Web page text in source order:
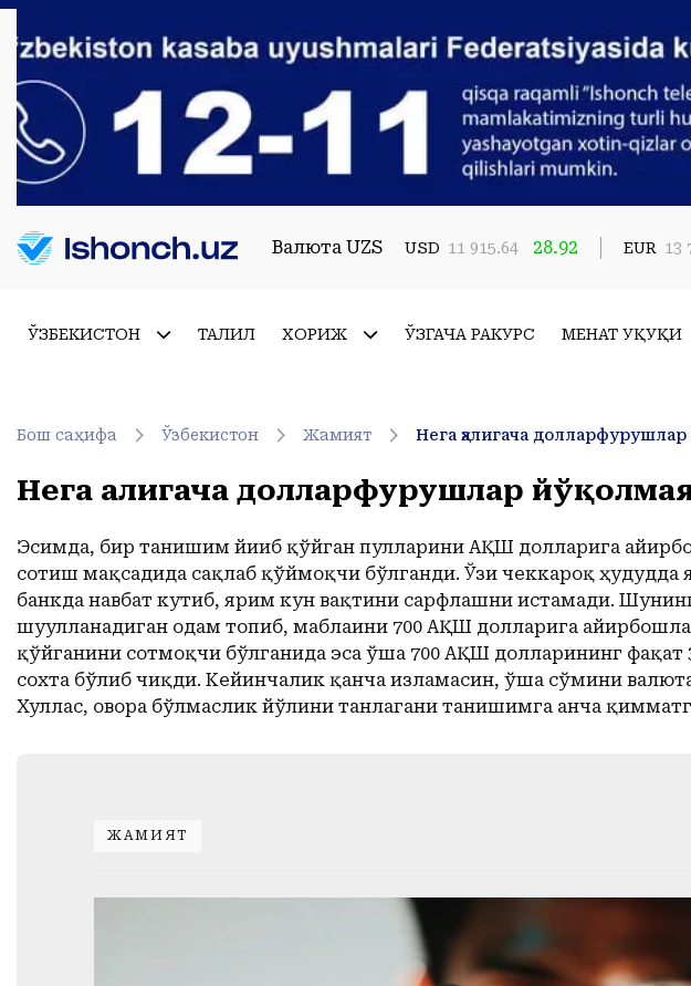
Валюта UZS USD 11 915.64 28.92 EUR 13
ЎЗБЕКИСТОН ТАҲЛИЛ ХОРИЖ ЎЗГАЧА РАКУРС МЕҲНАТ ҲУҚУҚИ
Бош саҳифа Ўзбекистон Жамият Нега ҳалигача
Нега ҳалигача долларфурушлар
Эсимда, бир танишим йиғиб қўйган пулларини АҚШ долларига
сотиш мақсадида сақлаб қўймоқчи бўлганди. Ўзи чеккароқ ҳудудда
банкда навбат кутиб, ярим кун вақтини сарфлашни истамади.
шуғулланадиган одам топиб, маблағини 700 АҚШ долларига
қўйганини сотмоқчи бўлганида эса ўша 700 АҚШ долларининг фақат
сохта бўлиб чиқди. Кейинчалик қанча изламасин, ўша сўмини
Хуллас, овора бўлмаслик йўлини танлагани танишимга анча
ЖАМИЯТ